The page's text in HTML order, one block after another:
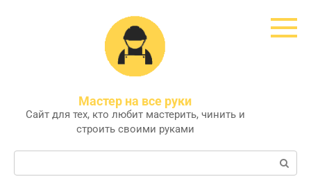
Мастер на все руки
Сайт для тех, кто любит мастерить, чинить и
строить своими руками
Поиск: